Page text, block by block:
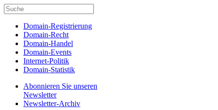
Domain-Registrierung
Domain-Recht
Domain-Handel
Domain-Events
Internet-Politik
Domain-Statistik
Abonnieren Sie unseren
Newsletter
Newsletter-Archiv